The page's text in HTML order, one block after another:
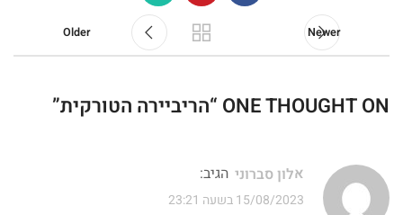
Newer
Older
ONE THOUGHT ON “ הריביירה הטורקית”
אלון סברוני הגיב:
15/08/2023 בשעה 23:21